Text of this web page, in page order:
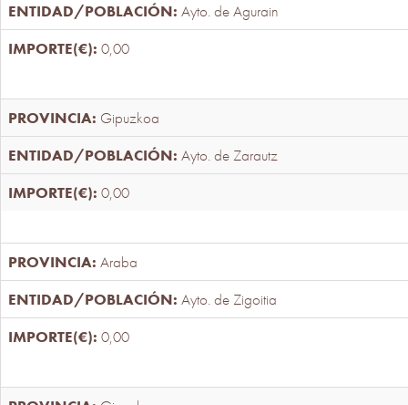
Ayto. de Agurain
0,00
Gipuzkoa
Ayto. de Zarautz
0,00
Araba
Ayto. de Zigoitia
0,00